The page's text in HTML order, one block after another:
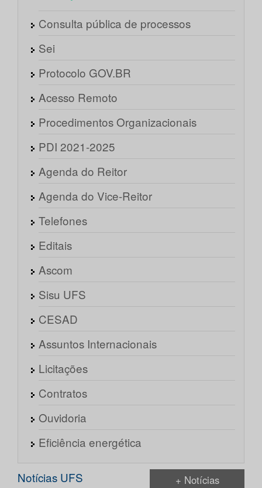
Consulta pública de processos
Sei
Protocolo GOV.BR
Acesso Remoto
Procedimentos Organizacionais
PDI 2021-2025
Agenda do Reitor
Agenda do Vice-Reitor
Telefones
Editais
Ascom
Sisu UFS
CESAD
Assuntos Internacionais
Licitações
Contratos
Ouvidoria
Eficiência energética
Notícias UFS + Notícias